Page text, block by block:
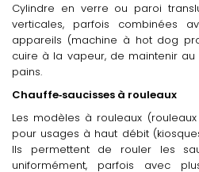
Cylindre en verre ou paroi
verticales, parfois combinées
appareils (machine à hot dog
cuire à la vapeur, de maintenir
pains.
Chauffe‑saucisses à rouleaux
Les modèles à rouleaux
pour usages à haut débit
Ils permettent de rouler les
uniformément, parfois avec